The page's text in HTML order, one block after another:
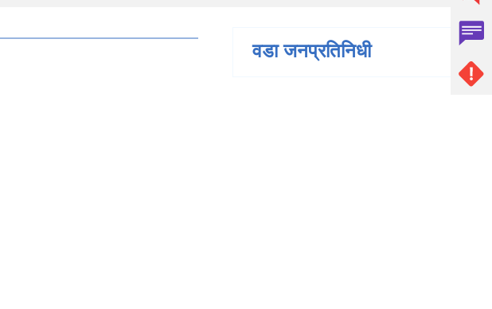
वडा जनप्रतिनिधी